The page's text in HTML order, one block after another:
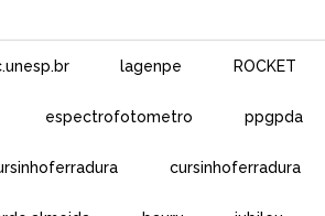
lagenpe ROCKET
espectrofotometro ppgpda
cursinhoferradura